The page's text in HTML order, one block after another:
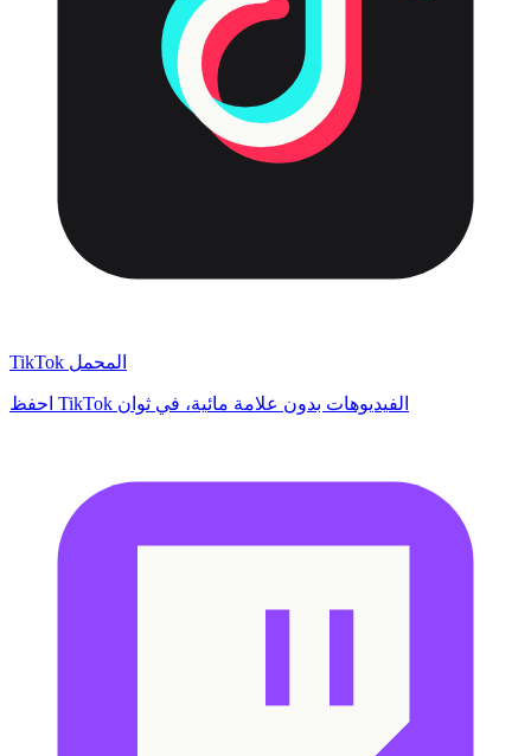
TikTok المحمل
احفظ TikTok الفيديوهات بدون علامة مائية، في ثوان